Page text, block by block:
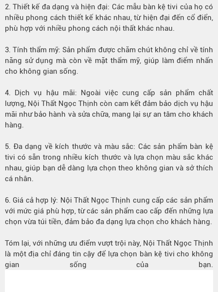
2. Thiết kế đa dạng và hiện đại: Các mẫu bàn kệ tivi của họ có
nhiều phong cách thiết kế khác nhau, từ hiện đại đến cổ điển,
phù hợp với nhiều phong cách nội thất khác nhau.
3. Tính thẩm mỹ: Sản phẩm được chăm chút không chỉ về tính
năng sử dụng mà còn về mặt thẩm mỹ, giúp làm điểm nhấn
cho không gian sống.
4. Dịch vụ hậu mãi: Ngoài việc cung cấp sản phẩm chất
lượng, Nội Thất Ngọc Thịnh còn cam kết đảm bảo dịch vụ hậu
mãi như bảo hành và sửa chữa, mang lại sự an tâm cho khách
hàng.
5. Đa dạng về kích thước và màu sắc: Các sản phẩm bàn kệ
tivi có sẵn trong nhiều kích thước và lựa chọn màu sắc khác
nhau, giúp bạn dễ dàng lựa chọn theo không gian và sở thích
cá nhân.
6. Giá cả hợp lý: Nội Thất Ngọc Thịnh cung cấp các sản phẩm
với mức giá phù hợp, từ các sản phẩm cao cấp đến những lựa
chọn vừa túi tiền, đảm bảo đa dạng lựa chọn cho khách hàng.
Tóm lại, với những ưu điểm vượt trội này, Nội Thất Ngọc Thịnh
là một địa chỉ đáng tin cậy để lựa chọn bàn kệ tivi cho không
gian sống của bạn.